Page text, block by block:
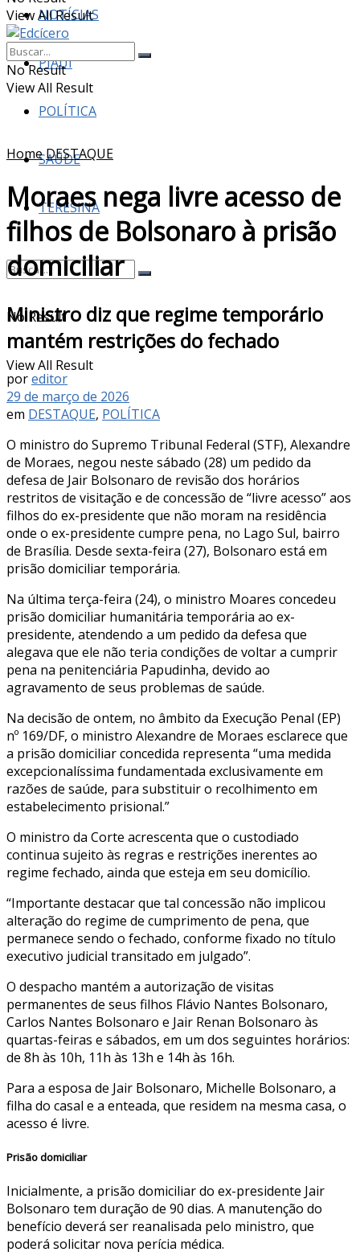
NOTÍCIAS
PIAUÍ
POLÍTICA
SAÚDE
TERESINA
No Result
View All Result
View All Result
No Result
View All Result
Home DESTAQUE
Moraes nega livre acesso de
filhos de Bolsonaro à prisão
domiciliar
Ministro diz que regime temporário
mantém restrições do fechado
poreditor
29 de março de 2026
em DESTAQUE, POLÍTICA
O ministro do Supremo Tribunal Federal (STF), Alexandre
de Moraes, negou neste sábado (28) um pedido da
defesa de Jair Bolsonaro de revisão dos horários
restritos de visitação e de concessão de “livre acesso” aos
filhos do ex-presidente que não moram na residência
onde o ex-presidente cumpre pena, no Lago Sul, bairro
de Brasília. Desde sexta-feira (27), Bolsonaro está em
prisão domiciliar temporária.
Na última terça-feira (24), o ministro Moares concedeu
prisão domiciliar humanitária temporária ao ex-
presidente, atendendo a um pedido da defesa que
alegava que ele não teria condições de voltar a cumprir
pena na penitenciária Papudinha, devido ao
agravamento de seus problemas de saúde.
Na decisão de ontem, no âmbito da Execução Penal (EP)
nº 169/DF, o ministro Alexandre de Moraes esclarece que
a prisão domiciliar concedida representa “uma medida
excepcionalíssima fundamentada exclusivamente em
razões de saúde, para substituir o recolhimento em
estabelecimento prisional.”
O ministro da Corte acrescenta que o custodiado
continua sujeito às regras e restrições inerentes ao
regime fechado, ainda que esteja em seu domicílio.
“Importante destacar que tal concessão não implicou
alteração do regime de cumprimento de pena, que
permanece sendo o fechado, conforme fixado no título
executivo judicial transitado em julgado”.
O despacho mantém a autorização de visitas
permanentes de seus filhos Flávio Nantes Bolsonaro,
Carlos Nantes Bolsonaro e Jair Renan Bolsonaro às
quartas-feiras e sábados, em um dos seguintes horários:
de 8h às 10h, 11h às 13h e 14h às 16h.
Para a esposa de Jair Bolsonaro, Michelle Bolsonaro, a
filha do casal e a enteada, que residem na mesma casa, o
acesso é livre.
Prisão domiciliar
Inicialmente, a prisão domiciliar do ex-presidente Jair
Bolsonaro tem duração de 90 dias. A manutenção do
benefício deverá ser reanalisada pelo ministro, que
poderá solicitar nova perícia médica.